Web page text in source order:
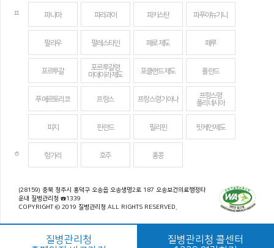
ㅍ 파나마 파라과이 파키스탄 파푸아뉴기니
팔라우 팔레스타인 페로 제도 페루
포르투갈
포르투갈령
마데이라 제도
포클랜드 제도 폴란드
푸에르토리코 프랑스 프랑스령 기아나
프랑스령
폴리네시아
피지 핀란드 필리핀 핏케언 제도
ㅎ 헝가리 호주 홍콩
(28159) 충북 청주시 흥덕구 오송읍 오송생명2로 187 오송보건의료행정타
운내 질병관리청 ☎1339
COPYRIGHT © 2019 질병관리청 ALL RIGHTS RESERVED.
질병관리청
질병관리청 콜센터